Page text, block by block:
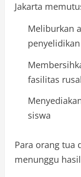
Jakarta
Meliburkan
penyelidikan
fasilitas
siswa
Para orang tua
menunggu